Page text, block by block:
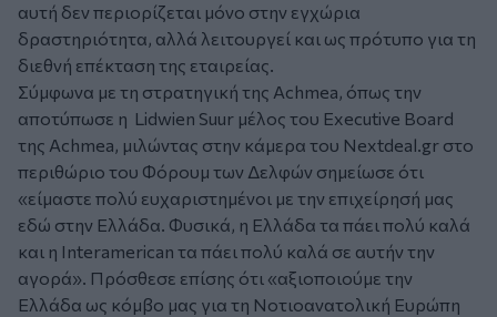
αυτή δεν περιορίζεται μόνο στην εγχώρια
δραστηριότητα, αλλά λειτουργεί και ως πρότυπο για τη
διεθνή επέκταση της εταιρείας.
Σύμφωνα με τη στρατηγική της Achmea, όπως την
αποτύπωσε η Lidwien Suur μέλος του Executive Board
της Achmea, μιλώντας στην κάμερα του Nextdeal.gr στο
περιθώριο του Φόρουμ των Δελφών σημείωσε ότι
«είμαστε πολύ ευχαριστημένοι με την επιχείρησή μας
εδώ στην Ελλάδα. Φυσικά, η Ελλάδα τα πάει πολύ καλά
και η Interamerican τα πάει πολύ καλά σε αυτήν την
αγορά». Πρόσθεσε επίσης ότι «αξιοποιούμε την
Ελλάδα ως κόμβο μας για τη Νοτιοανατολική Ευρώπη